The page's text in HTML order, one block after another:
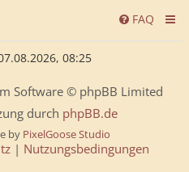
FAQ
08:25
Software © phpBB Limited
durch phpBB.de
by PixelGoose Studio
| Nutzungsbedingungen